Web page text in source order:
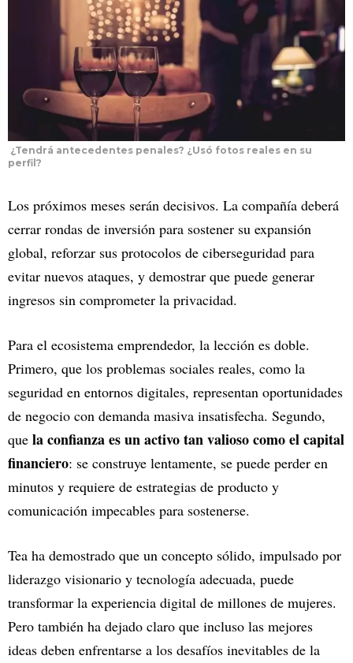
¿Tendrá antecedentes penales? ¿Usó fotos reales en su
perfil?
Los próximos meses serán decisivos. La compañía deberá
cerrar rondas de inversión para sostener su expansión
global, reforzar sus protocolos de ciberseguridad para
evitar nuevos ataques, y demostrar que puede generar
ingresos sin comprometer la privacidad.
Para el ecosistema emprendedor, la lección es doble.
Primero, que los problemas sociales reales, como la
seguridad en entornos digitales, representan oportunidades
de negocio con demanda masiva insatisfecha. Segundo,
que la confianza es un activo tan valioso como el capital
financiero: se construye lentamente, se puede perder en
minutos y requiere de estrategias de producto y
comunicación impecables para sostenerse.
Tea ha demostrado que un concepto sólido, impulsado por
liderazgo visionario y tecnología adecuada, puede
transformar la experiencia digital de millones de mujeres.
Pero también ha dejado claro que incluso las mejores
ideas deben enfrentarse a los desafíos inevitables de la